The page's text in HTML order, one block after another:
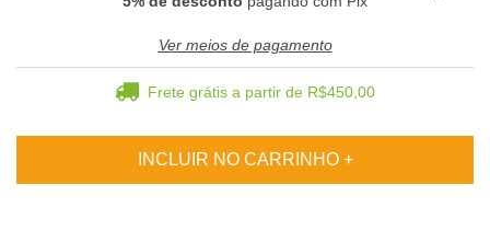
Ver meios de pagamento
Frete grátis a partir de R$450,00